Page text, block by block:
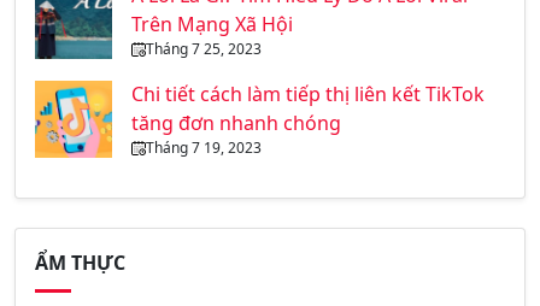
Trên Mạng Xã Hội
Tháng 7 25, 2023
Chi tiết cách làm tiếp thị liên kết TikTok
tăng đơn nhanh chóng
Tháng 7 19, 2023
ẨM THỰC